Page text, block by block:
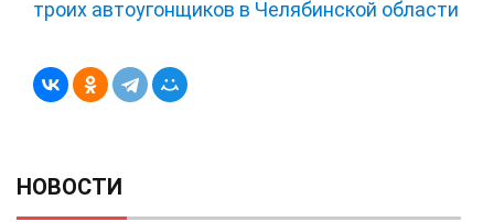
троих автоугонщиков в Челябинской области
НОВОСТИ